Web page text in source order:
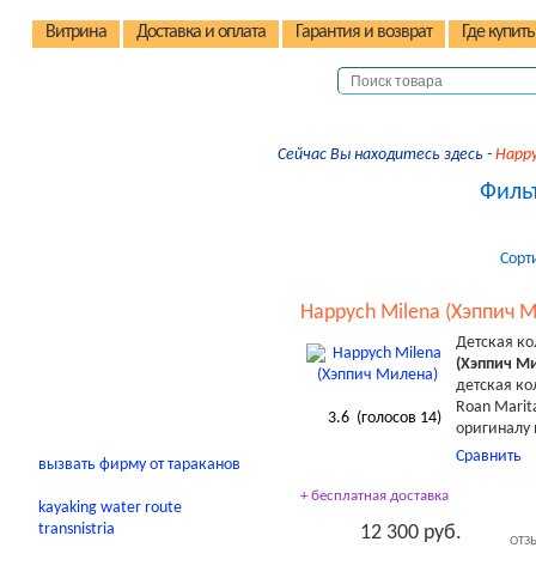
Витрина Доставка и оплата Гарантия и возврат Где купить
Сейчас Вы находитесь здесь -
Happych Milena (Хэппич
3.6(голосов 14)
Детская
(Хэппич
детская
Roan
оригиналу
Сравнить
+ бесплатная доставка
12 300 руб.
вызвать фирму от тараканов
kayaking water route
transnistria